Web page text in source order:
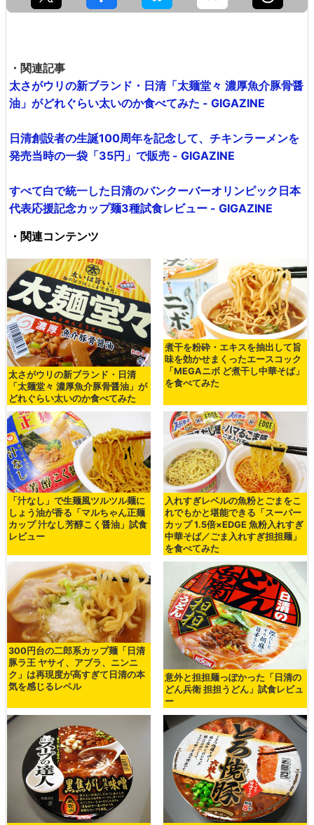
・関連記事
太さがウリの新ブランド・日清「太麺堂々 濃厚魚介豚骨醤
油」がどれぐらい太いのか食べてみた - GIGAZINE
日清創設者の生誕100周年を記念して、チキンラーメンを
発売当時の一袋「35円」で販売 - GIGAZINE
すべて白で統一した日清のバンクーバーオリンピック日本
代表応援記念カップ麺3種試食レビュー - GIGAZINE
・関連コンテンツ
太さがウリの新ブランド・日清
「太麺堂々 濃厚魚介豚骨醤油」が
どれぐらい太いのか食べてみた
煮干を粉砕・エキスを抽出して旨
味を効かせまくったエースコック
「MEGAニボ ど煮干し中華そば」
を食べてみた
「汁なし」で生麺風ツルツル麺に
しょう油が香る「マルちゃん正麺
カップ 汁なし芳醇こく醤油」試食
レビュー
入れすぎレベルの魚粉とごまをこ
れでもかと堪能できる「スーパー
カップ 1.5倍×EDGE 魚粉入れすぎ
中華そば／ごま入れすぎ担担麺」
を食べてみた
300円台の二郎系カップ麺「日清
豚ラ王 ヤサイ、アブラ、ニンニ
ク」は再現度が高すぎて日清の本
気を感じるレベル
意外と担担麺っぽかった「日清の
どん兵衛 担担うどん」試食レビュ
ー